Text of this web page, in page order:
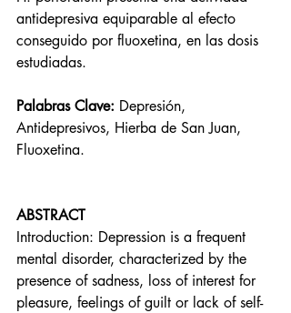
antidepresiva equiparable al efecto
conseguido por fluoxetina, en las dosis
estudiadas.
Palabras Clave: Depresión,
Antidepresivos, Hierba de San Juan,
Fluoxetina.
ABSTRACT
Introduction: Depression is a frequent
mental disorder, characterized by the
presence of sadness, loss of interest for
pleasure, feelings of guilt or lack of self-